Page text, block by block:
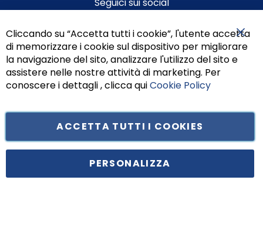
Principe di Piemonte 199, cap. 80026 Casoria (NA) - C.F. 05834470634 -
Cliccando su “Accetta tutti i cookie”, l'utente accetta
di memorizzare i cookie sul dispositivo per migliorare
la navigazione del sito, analizzare l'utilizzo del sito e
assistere nelle nostre attività di marketing. Per
conoscere i dettagli , clicca quiCookie Policy
ACCETTA TUTTI I COOKIES
PERSONALIZZA